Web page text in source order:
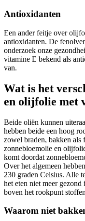
Antioxidanten
Een ander feitje over
antioxidanten. De
onderzoek onze
vitamine E bekend als
van.
Wat is het
en olijfolie met
Beide oliën kunnen
hebben beide een hoog
zowel braden, bakken als
zonnebloemolie en
komt doordat
Over het algemeen
230 graden Celsius. Alle
het eten niet meer
boven het rookpunt
Waarom niet